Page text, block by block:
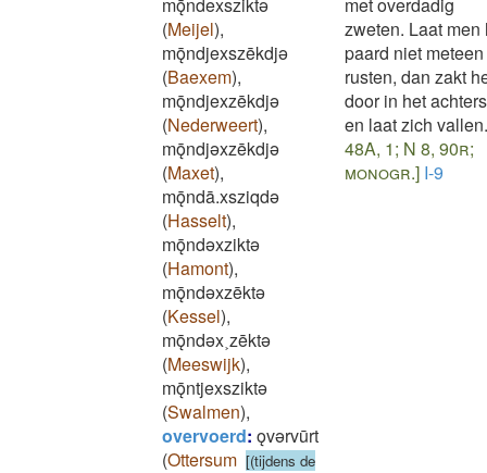
(Meijel),
mǭndjexszēkdjǝ
(Baexem),
mǭndjexzēkdjǝ
(Nederweert),
mǭndjǝxzēkdjǝ
(Maxet),
mǭndā.xsziqdǝ
(Hasselt),
mǭndǝxziktǝ
(Hamont),
mǭndǝxzēktǝ
(Kessel),
mǭndǝx˲zēktǝ
(Meeswijk),
mǭntjexsziktǝ
(Swalmen),
overvoerd: ǫvǝrvūrt
(Ottersum [(tijdens de
zweten. Laat men
paard niet meteen
rusten, dan zakt
door in het
en laat zich vallen.
48A, 1; N 8, 90r;
monogr.] I-9